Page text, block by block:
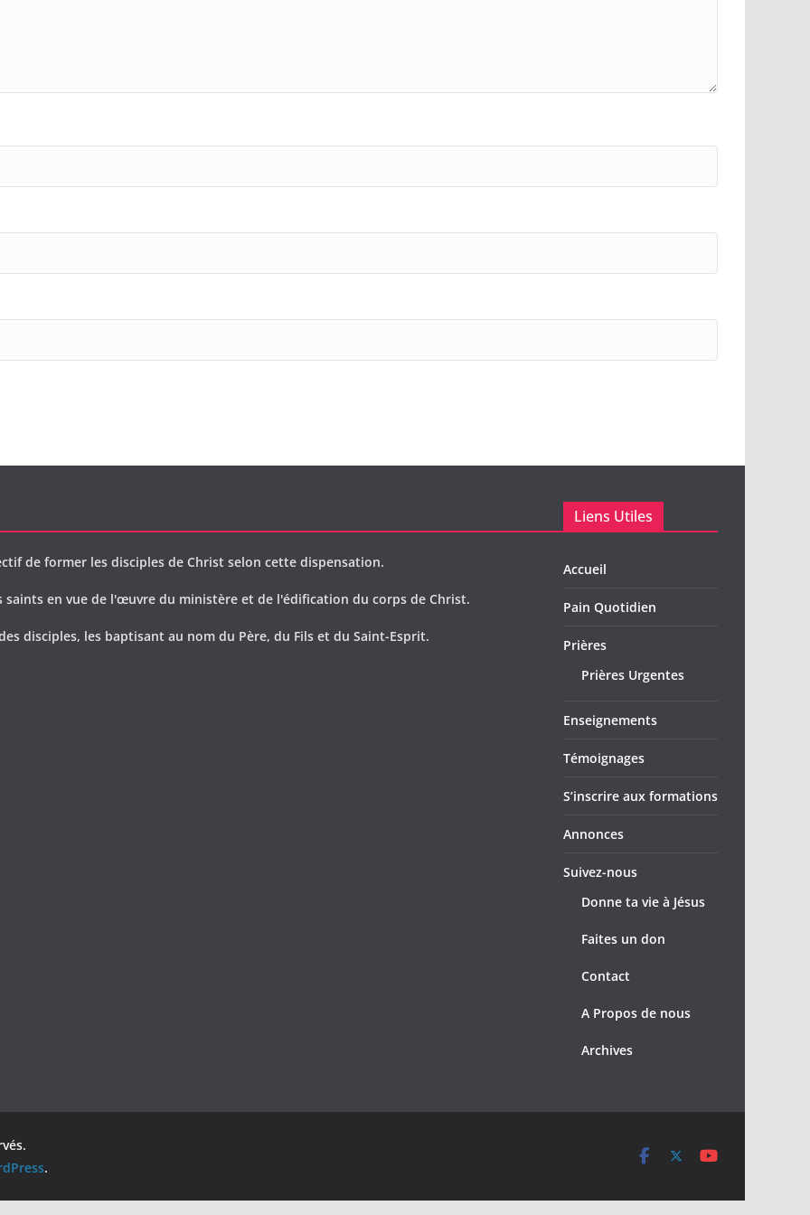
de former les disciples de Christ selon cette dispensation.
saints en vue de l'œuvre du ministère et de l'édification du corps de Christ.
disciples, les baptisant au nom du Père, du Fils et du Saint-Esprit.
Liens Utiles
Accueil
Pain Quotidien
Prières
Prières Urgentes
Enseignements
Témoignages
S’inscrire aux formations
Annonces
Suivez-nous
Donne ta vie à Jésus
Faites un don
Contact
A Propos de nous
Archives
.